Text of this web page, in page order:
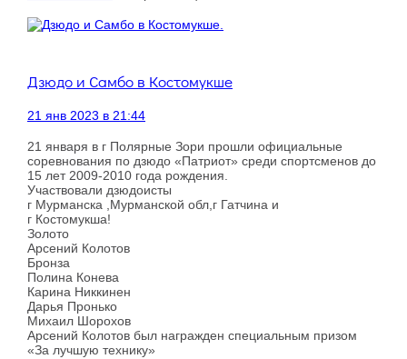
.
Дзюдо и Самбо в Костомукше
21 янв 2023 в 21:44
21 января в г Полярные Зори прошли официальные
соревнования по дзюдо «Патриот» среди спортсменов до
15 лет 2009-2010 года рождения.
Участвовали дзюдоисты
г Мурманска ,Мурманской обл,г Гатчина и
г Костомукша!
Золото
Арсений Колотов
Бронза
Полина Конева
Карина Никкинен
Дарья Пронько
Михаил Шорохов
Арсений Колотов был награжден специальным призом
«За лучшую технику»